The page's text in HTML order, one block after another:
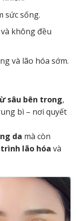
sức sống.
không đều
và lão hóa sớm.
sâu bên trong,
bì – nơi quyết
da mà còn
lão hóa và